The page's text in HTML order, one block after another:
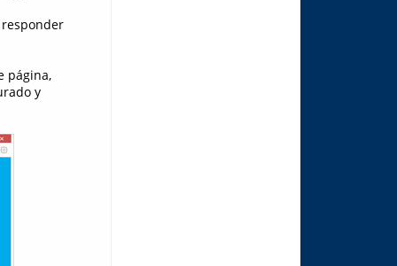
página,
y